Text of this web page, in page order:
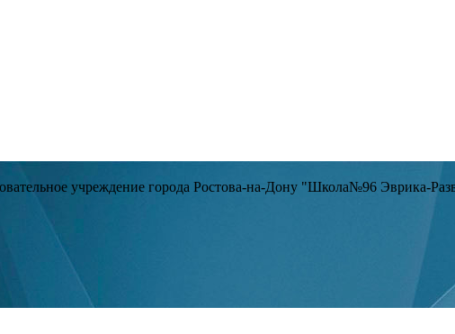
учреждение города Ростова-на-Дону "Школа№96 Эврика-